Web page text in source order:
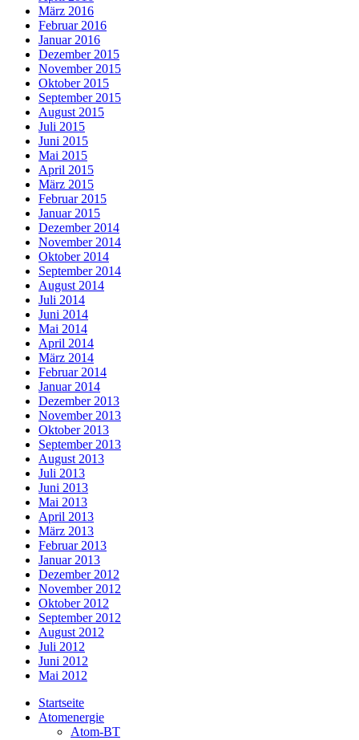
März 2016
Februar 2016
Januar 2016
Dezember 2015
November 2015
Oktober 2015
September 2015
August 2015
Juli 2015
Juni 2015
Mai 2015
April 2015
März 2015
Februar 2015
Januar 2015
Dezember 2014
November 2014
Oktober 2014
September 2014
August 2014
Juli 2014
Juni 2014
Mai 2014
April 2014
März 2014
Februar 2014
Januar 2014
Dezember 2013
November 2013
Oktober 2013
September 2013
August 2013
Juli 2013
Juni 2013
Mai 2013
April 2013
März 2013
Februar 2013
Januar 2013
Dezember 2012
November 2012
Oktober 2012
September 2012
August 2012
Juli 2012
Juni 2012
Mai 2012
Startseite
Atomenergie
Atom-BT